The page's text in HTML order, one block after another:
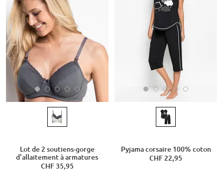
Lot de 2 soutiens-gorge
d'allaitement à armatures
CHF 35,95
Pyjama corsaire 100% coton
CHF 22,95